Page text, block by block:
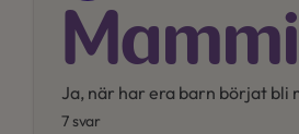
Ja, när har era barn börjat bli
7 svar